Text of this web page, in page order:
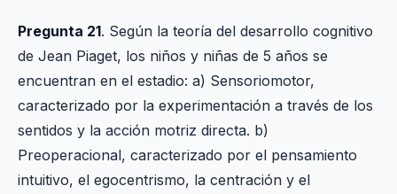
Pregunta 21. Según la teoría del desarrollo cognitivo
de Jean Piaget, los niños y niñas de 5 años se
encuentran en el estadio: a) Sensoriomotor,
caracterizado por la experimentación a través de los
sentidos y la acción motriz directa. b)
Preoperacional, caracterizado por el pensamiento
intuitivo, el egocentrismo, la centración y el